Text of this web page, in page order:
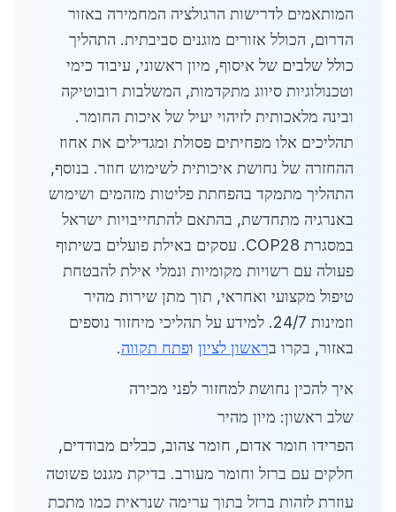
המותאמים לדרישות הרגולציה המחמירה באזור
הדרום, הכולל אזורים מוגנים סביבתית. התהליך
כולל שלבים של איסוף, מיון ראשוני, עיבוד כימי
וטכנולוגיות סיווג מתקדמות, המשלבות רובוטיקה
ובינה מלאכותית לזיהוי יעיל של איכות החומר.
תהליכים אלו מפחיתים פסולת ומגדילים את אחוז
ההחזרה של נחושת איכותית לשימוש חוזר. בנוסף,
התהליך מתמקד בהפחתת פליטות מזהמים ושימוש
באנרגיה מתחדשת, בהתאם להתחייבויות ישראל
במסגרת COP28. עסקים באילת פועלים בשיתוף
פעולה עם רשויות מקומיות ונמלי אילת להבטחת
טיפול מקצועי ואחראי, תוך מתן שירות מהיר
וזמינות 24/7. למידע על תהליכי מיחזור נוספים
באזור, בקרו בראשון לציון ופתח תקווה.
איך להכין נחושת למחזור לפני מכירה
שלב ראשון: מיון מהיר
הפרידו חומר אדום, חומר צהוב, כבלים מבודדים,
חלקים עם ברזל וחומר מעורב. בדיקת מגנט פשוטה
עוזרת לזהות ברזל בתוך ערימה שנראית כמו מתכת